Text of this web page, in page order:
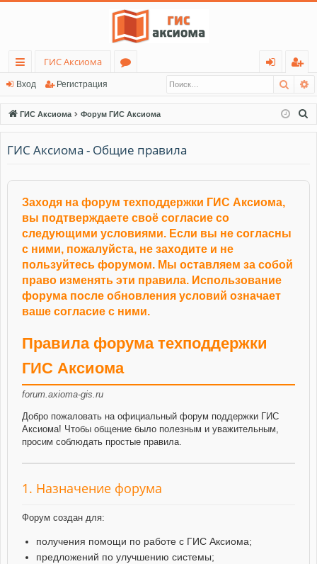
с
ы
лк
и
ГИС Аксиома
ру
м
ы
д
ег
ис
тр
Вход Регистрация
ГИС Аксиома Форум ГИС Аксиома
ГИС Аксиома - Общие правила
Заходя на форум техподдержки ГИС Аксиома,
вы подтверждаете своё согласие со
следующими условиями. Если вы не согласны
с ними, пожалуйста, не заходите и не
пользуйтесь форумом. Мы оставляем за собой
право изменять эти правила. Использование
форума после обновления условий означает
ваше согласие с ними.
Правила форума техподдержки
ГИС Аксиома
forum.axioma-gis.ru
Добро пожаловать на официальный форум поддержки ГИС
Аксиома! Чтобы общение было полезным и уважительным,
просим соблюдать простые правила.
1. Назначение форума
Форум создан для:
получения помощи по работе с ГИС Аксиома;
предложений по улучшению системы;